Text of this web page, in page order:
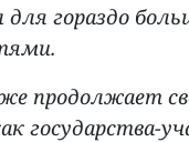
для гораздо
продолжает
государства-